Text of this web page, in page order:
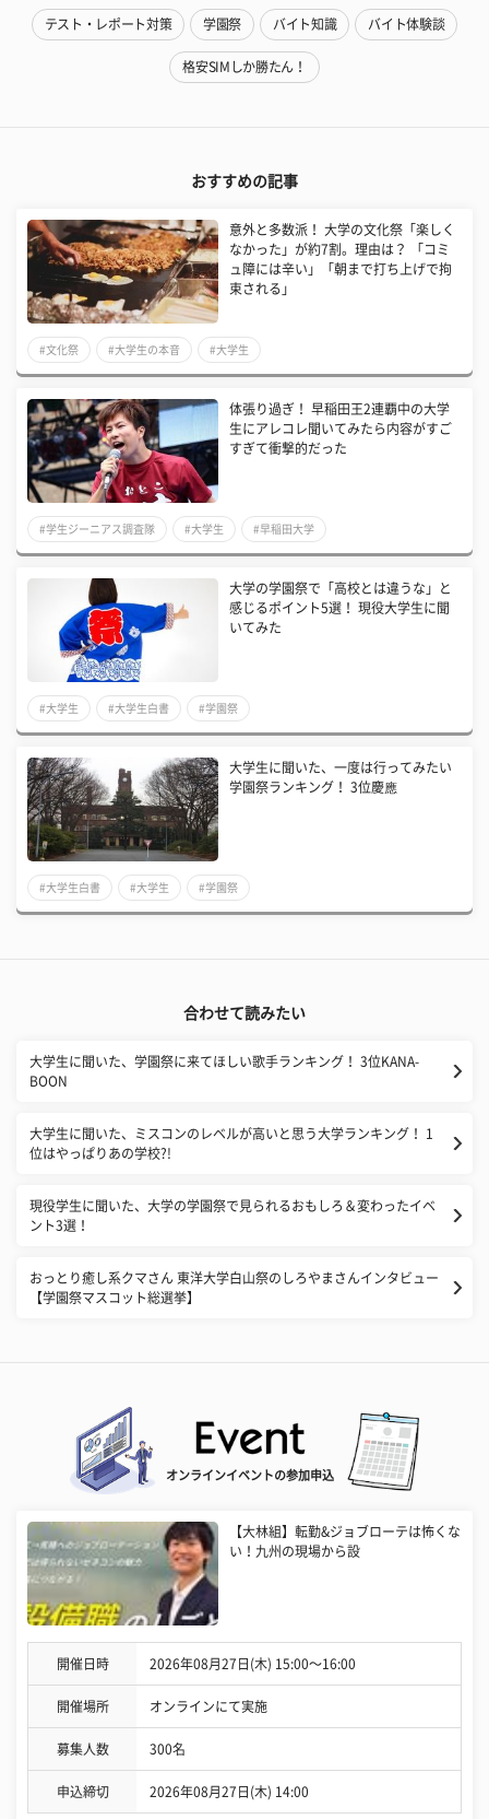
テスト・レポート対策 学園祭 バイト知識 バイト体験談
格安SIMしか勝たん！
おすすめの記事
意外と多数派！ 大学の文化祭「楽しく
なかった」が約7割。理由は？ 「コミ
ュ障には辛い」「朝まで打ち上げで拘
束される」
#文化祭 #大学生の本音 #大学生
体張り過ぎ！ 早稲田王2連覇中の大学
生にアレコレ聞いてみたら内容がすご
すぎて衝撃的だった
#学生ジーニアス調査隊 #大学生 #早稲田大学
大学の学園祭で「高校とは違うな」と
感じるポイント5選！ 現役大学生に聞
いてみた
#大学生 #大学生白書 #学園祭
大学生に聞いた、一度は行ってみたい
学園祭ランキング！ 3位慶應
#大学生白書 #大学生 #学園祭
合わせて読みたい
大学生に聞いた、学園祭に来てほしい歌手ランキング！ 3位KANA-
BOON
大学生に聞いた、ミスコンのレベルが高いと思う大学ランキング！ 1
位はやっぱりあの学校?!
現役学生に聞いた、大学の学園祭で見られるおもしろ＆変わったイベ
ント3選！
おっとり癒し系クマさん 東洋大学白山祭のしろやまさんインタビュー
【学園祭マスコット総選挙】
オンラインイベントの参加申込
【大林組】転勤&ジョブローテは怖くな
い！九州の現場から設
開催日時 2026年08月27日(木) 15:00〜16:00
開催場所 オンラインにて実施
募集人数 300名
申込締切 2026年08月27日(木) 14:00